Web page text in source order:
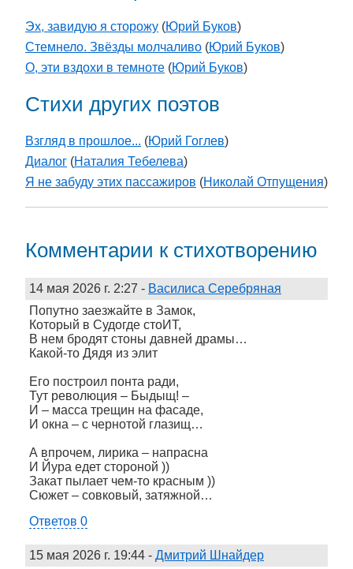
Эх, завидую я сторожу (Юрий Буков)
Стемнело. Звёзды молчаливо (Юрий Буков)
О, эти вздохи в темноте (Юрий Буков)
Стихи других поэтов
Взгляд в прошлое... (Юрий Гоглев)
Диалог (Наталия Тебелева)
Я не забуду этих пассажиров (Николай Отпущения)
Комментарии к стихотворению
14 мая 2026 г. 2:27 - Василиса Серебряная
Попутно заезжайте в Замок,
Который в Судогде стоИТ,
В нем бродят стоны давней драмы…
Какой-то Дядя из элит
Его построил понта ради,
Тут революция – Быдыщ! –
И – масса трещин на фасаде,
И окна – с чернотой глазищ…
А впрочем, лирика – напрасна
И Йура едет стороной ))
Закат пылает чем-то красным ))
Сюжет – совковый, затяжной…
Ответов 0
15 мая 2026 г. 19:44 - Дмитрий Шнайдер